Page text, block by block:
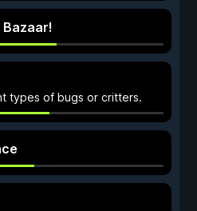
types of bugs or critters.